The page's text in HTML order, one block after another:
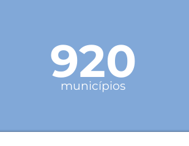
920
municípios